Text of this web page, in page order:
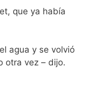
que ya había
agua y se volvió
otra vez – dijo.